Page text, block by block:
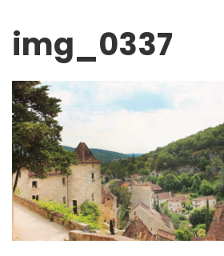
img_0337